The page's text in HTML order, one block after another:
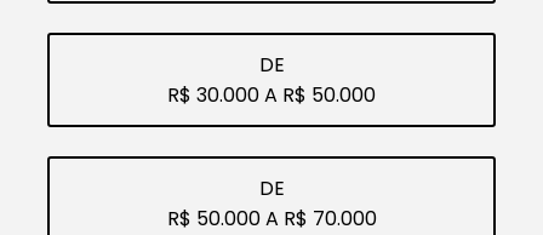
DE
R$ 30.000 A R$ 50.000
DE
R$ 50.000 A R$ 70.000